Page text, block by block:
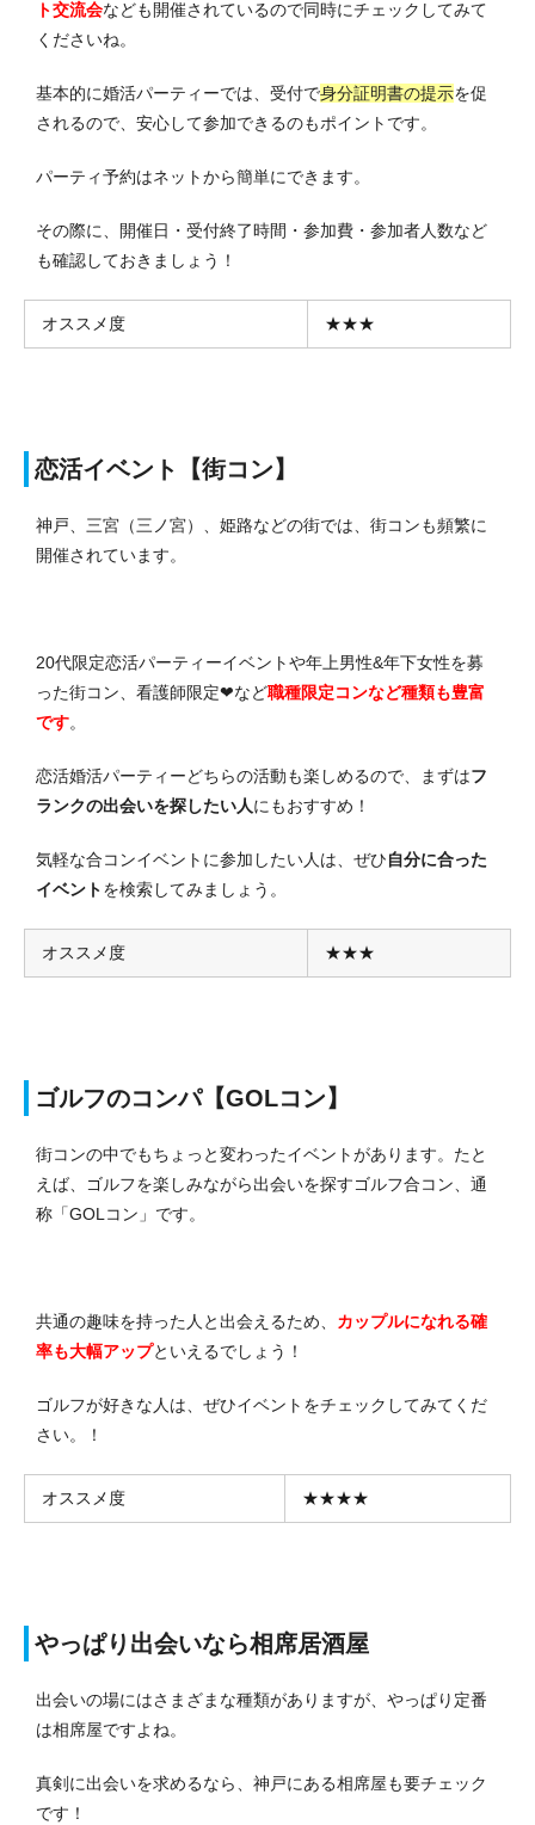
ト交流会なども開催されているので同時にチェックしてみて
くださいね。
基本的に婚活パーティーでは、受付で身分証明書の提示を促
されるので、安心して参加できるのもポイントです。
パーティ予約はネットから簡単にできます。
その際に、開催日・受付終了時間・参加費・参加者人数など
も確認しておきましょう！
オススメ度 ★★★
恋活イベント【街コン】
神戸、三宮（三ノ宮）、姫路などの街では、街コンも頻繁に
開催されています。
20代限定恋活パーティーイベントや年上男性&年下女性を募
った街コン、看護師限定❤など職種限定コンなど種類も豊富
です。
恋活婚活パーティーどちらの活動も楽しめるので、まずはフ
ランクの出会いを探したい人にもおすすめ！
気軽な合コンイベントに参加したい人は、ぜひ自分に合った
イベントを検索してみましょう。
オススメ度 ★★★
ゴルフのコンパ【GOLコン】
街コンの中でもちょっと変わったイベントがあります。たと
えば、ゴルフを楽しみながら出会いを探すゴルフ合コン、通
称「GOLコン」です。
共通の趣味を持った人と出会えるため、 カップルになれる確
率も大幅アップといえるでしょう！
ゴルフが好きな人は、ぜひイベントをチェックしてみてくだ
さい。！
オススメ度 ★★★★
やっぱり出会いなら相席居酒屋
出会いの場にはさまざまな種類がありますが、やっぱり定番
は相席屋ですよね。
真剣に出会いを求めるなら、神戸にある相席屋も要チェック
です！